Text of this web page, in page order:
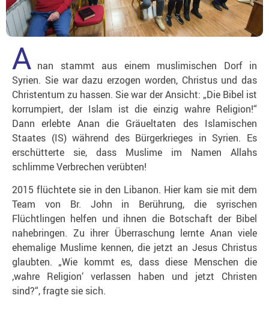
A nan stammt aus einem muslimischen Dorf in
Syrien. Sie war dazu erzogen worden, Christus und das
Christentum zu hassen. Sie war der Ansicht: „Die Bibel ist
korrumpiert, der Islam ist die einzig wahre Religion!“
Dann erlebte Anan die Gräueltaten des Islamischen
Staates (IS) während des Bürgerkrieges in Syrien. Es
erschütterte sie, dass Muslime im Namen Allahs
schlimme Verbrechen verübten!
2015 flüchtete sie in den Libanon. Hier kam sie mit dem
Team von Br. John in Berührung, die syrischen
Flüchtlingen helfen und ihnen die Botschaft der Bibel
nahebringen. Zu ihrer Überraschung lernte Anan viele
ehemalige Muslime kennen, die jetzt an Jesus Christus
glaubten. „Wie kommt es, dass diese Menschen die
‚wahre Religion‘ verlassen haben und jetzt Christen
sind?“, fragte sie sich.